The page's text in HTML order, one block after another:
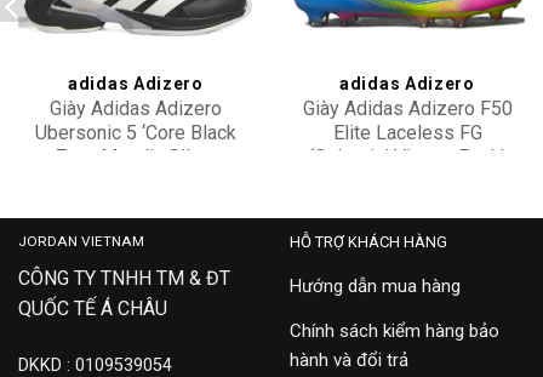
adidas Adizero
Giày Adidas Adizero
Ubersonic 5 ‘Core Black
Zero Metalic Silver
adidas Adizero
Giày Adidas Adizero F50
Elite Laceless FG
‘Celestial Victory Pack’
JORDAN VIETNAM
CÔNG TY TNHH TM & ĐT
QUỐC TẾ Á CHÂU
DKKD : 0109539054
HỖ TRỢ KHÁCH HÀNG
Hướng dẫn mua hàng
Chính sách kiểm hàng bảo
hành và đổi trả